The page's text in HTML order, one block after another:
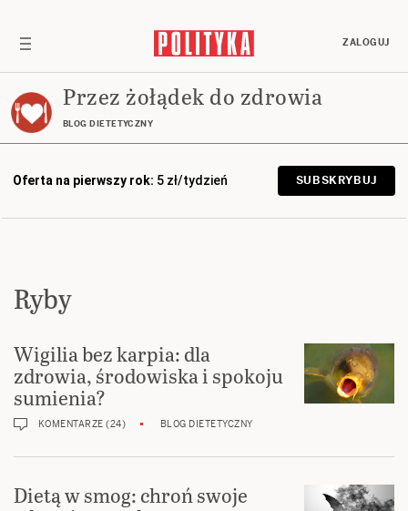
ZALOGUJ
Przez żołądek do zdrowia
BLOG DIETETYCZNY
Oferta na pierwszy rok: 5 zł/tydzień SUBSKRYBUJ
Ryby
Wigilia bez karpia: dla
zdrowia, środowiska i spokoju
sumienia?
KOMENTARZE (24) BLOG DIETETYCZNY
Dietą w smog: chroń swoje